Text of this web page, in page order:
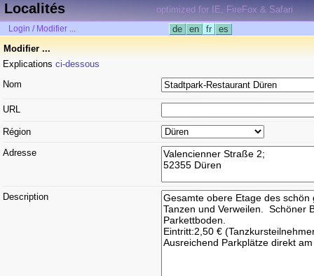
Localités optimized for IE, FireFox & Safari
Login / Modifier ... de en fr
es
Modifier ...
Explications ci-dessous
Nom
URL
Région
Adresse
Description